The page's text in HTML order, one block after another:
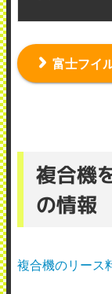
富士フイ
複合機
の情報
複合機のリース